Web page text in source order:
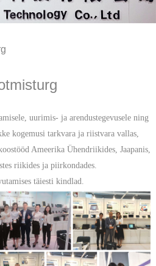
uurimis- ja arendustegevusele ning
kogemusi tarkvara ja riistvara vallas,
Ameerika Ühendriikides, Jaapanis,
riikides ja piirkondades.
täiesti kindlad.